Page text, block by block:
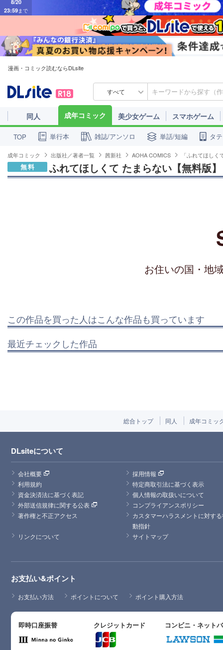
漫画・コミック読むならDLsite
すべて
同人 成年コミック 美少女ゲーム スマホゲーム
TOP 単行本 雑誌/アンソロ 単話/短編 タ
成年コミック 出版社／著者一覧 茜新社 AOHA COMICS 「ふれてほし
無料 ふれてほしくて たまらない【無料版】
お住いの国・地
この作品を買った人はこんな作品も買っています
最近チェックした作品
総合トップ 同人 成年コミッ
DLsiteについて
会社概要
採用情報
利用規約
特定商取引法に基づく表示
資金決済法に基づく表記
個人情報の取扱いについて
外部送信規律に関する公表
コンプライアンスポリシー
著作権と不正アクセス
カスタマーハラスメントに対す
動指針
リンクについて
サイトマップ
お支払い&ポイント
お支払い方法 ポイントについて ポイント購入方法
即時口座振替 クレジットカード コンビニ・ネット